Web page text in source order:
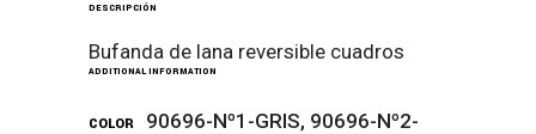
DESCRIPCIÓN
Bufanda de lana reversible cuadros
ADDITIONAL INFORMATION
COLOR
90696-Nº1-GRIS, 90696-Nº2-